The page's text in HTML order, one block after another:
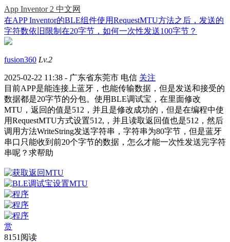
App Inventor 2 中文网
在APP Inventor的BLE组件使用RequestMTU方法之后，发送的
字符数依旧限制在20字节，如何一次性发送100字节？
fusion360 Lv.2
2025-02-22 11:38 - 广东省东莞市 电信 关注
目前APP是能连接上蓝牙，也能传输数据，但是发送和接受的
数据都是20字节的分包。使用BLE调试宝，在里面修改
MTU，返回的值是512，并且是修改成功的，但是在编程中使
用RequestMTU方式设置512,，并且读取返回值也是512，然后
调用方法WriteString发送字符串，字符串为80字节，但是蓝牙
串口只能收到前20个字节的数据，怎么才能一次性发送完字符
串呢？求帮助
赏
8151阅读